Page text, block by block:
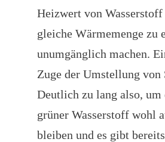
Heizwert von
gleiche Wärmemenge zu
unumgänglich machen.
Zuge der Umstellung von
Deutlich zu lang also,
grüner Wasserstoff wohl
bleiben und es gibt